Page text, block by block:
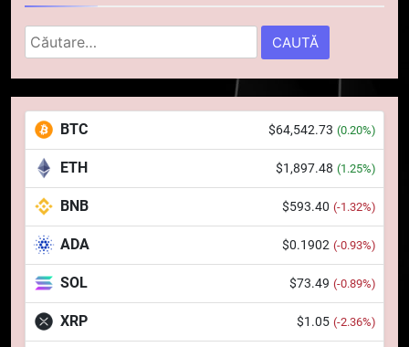
Caută
după:
BTC $64,542.73 (0.20%)
ETH $1,897.48 (1.25%)
BNB $593.40 (-1.32%)
ADA $0.1902 (-0.93%)
SOL $73.49 (-0.89%)
XRP $1.05 (-2.36%)
Squid a strâns 6 milioane de
dolari cu sprijinul Ripple, apoi a
pierdut jumătate din aceștia
într-un atac cibernetic în mai
6
Banii digitali și arhitectura
încrederii: O nouă viziune asupra
banilor în era digitală
7